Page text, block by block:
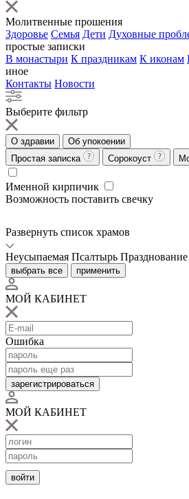
Молитвенные прошения
Здоровье Семья Дети Духовные
простые записки
В монастыри К праздникам К иконам
иное
Контакты Новости
Выберите фильтр
О здравии
Об упокоении
Простая записка
Сорокоуст
Именной кирпичик
Возможность поставить свечку
Развернуть список храмов
Неусыпаемая Псалтырь
выбрать все применить
МОЙ КАБИНЕТ
Ошибка
зарегистрироваться
МОЙ КАБИНЕТ
войти